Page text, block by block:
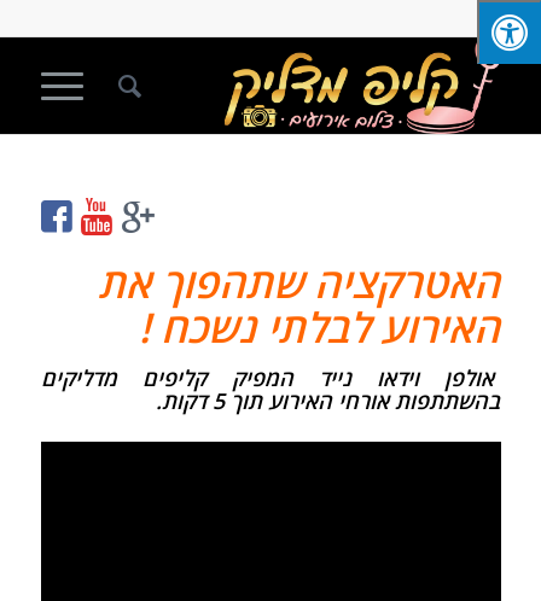
האטרקציה שתהפוך את
האירוע לבלתי נשכח !
אולפן וידאו נייד המפיק קליפים מדליקים
בהשתתפות אורחי האירוע תוך 5 דקות.